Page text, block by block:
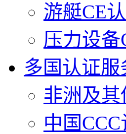
游艇CE
压力设备
多国认证服
非洲及
中国